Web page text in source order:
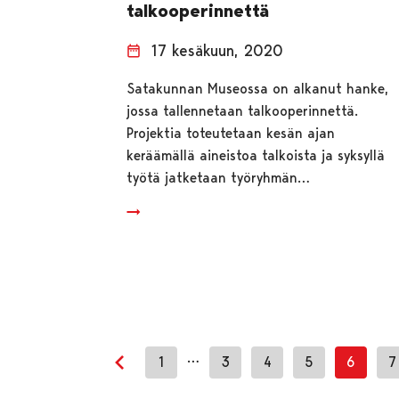
talkooperinnettä
17 kesäkuun, 2020
Satakunnan Museossa on alkanut hanke,
jossa tallennetaan talkooperinnettä.
Projektia toteutetaan kesän ajan
keräämällä aineistoa talkoista ja syksyllä
työtä jatketaan työryhmän…
Edellinen sivu
1 … 3 4 5 6 7